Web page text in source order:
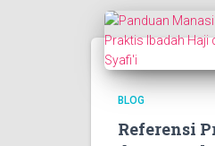
BLOG
Referensi